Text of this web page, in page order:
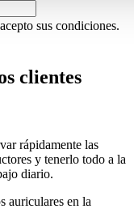
sus condiciones.
clientes
rápidamente las
y tenerlo todo a la
diario.